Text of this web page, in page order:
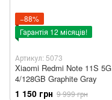
−88%
Гарантія 12 місяців!
Артикул: 5073
Xiaomi Redmi Note 11S 5G
4/128GB Graphite Gray
1 150 грн 9 999 грн